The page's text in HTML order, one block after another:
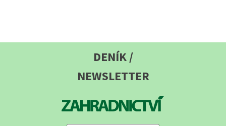
DENÍK /
NEWSLETTER